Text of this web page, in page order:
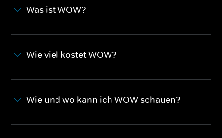
Was ist WOW?
Wie viel kostet WOW?
Wie und wo kann ich WOW schauen?